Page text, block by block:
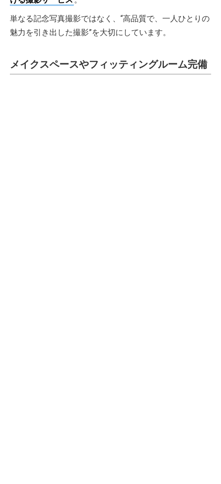
単なる記念写真撮影ではなく、“高品質で、一人ひとりの
魅力を引き出した撮影”を大切にしています。
メイクスペースやフィッティングルーム完備